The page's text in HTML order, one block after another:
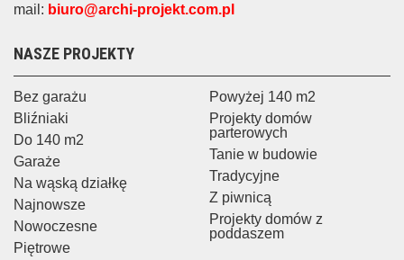
NASZE PROJEKTY
Bez garażu
Bliźniaki
Do 140 m2
Garaże
Na wąską działkę
Najnowsze
Nowoczesne
Piętrowe
Powyżej 140 m2
Projekty domów
parterowych
Tanie w budowie
Tradycyjne
Z piwnicą
Projekty domów z
poddaszem
mail: biuro@archi-projekt.com.pl